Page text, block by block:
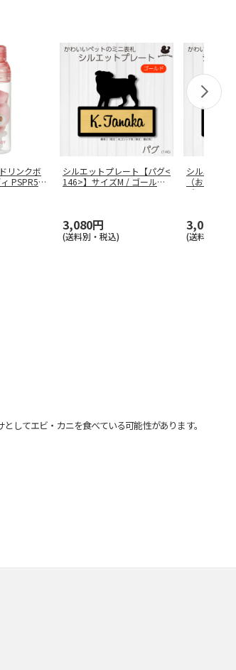
リンクボ
PSPR5M
シルエットプレート【パグ<
146>】サイズM / ゴールド
3,080円
(送料別・税込)
シルエット
（おすわり
ズM
3,080円
(送料別・税
してエビ・カニを食べている可能性があります。